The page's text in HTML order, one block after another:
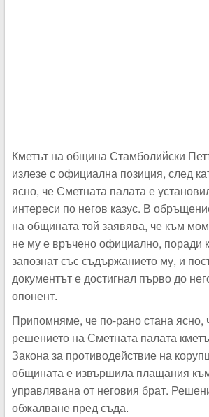
Кметът на община Стамболийски
излезе с официална позиция, след
ясно, че Сметната палата е
интереси по негов казус. В
на общината той заявява, че към
не му е връчено официално, поради
запознат със съдържанието му, и
документът е достигнал първо до
опонент.
Припомняме, че по-рано стана ясно,
решението на Сметната палата
Закона за противодействие на
общината е извършила плащания
управлявана от неговия брат.
обжалване пред съда.